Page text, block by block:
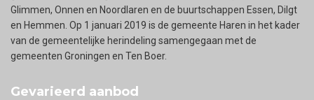
Glimmen, Onnen en Noordlaren en de buurtschappen Essen, Dilgt
en Hemmen. Op 1 januari 2019 is de gemeente Haren in het kader
van de gemeentelijke herindeling samengegaan met de
gemeenten Groningen en Ten Boer.
Gevarieerd aanbod